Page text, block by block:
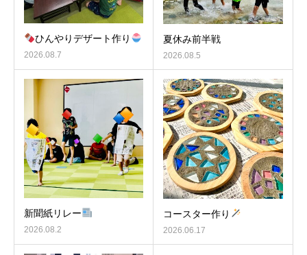
ひんやりデザート作り
2026.08.7
夏休み前半戦
2026.08.5
新聞紙リレー
2026.08.2
コースター作り
2026.06.17